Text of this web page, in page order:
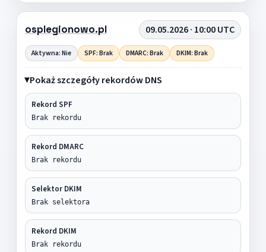
osplegionowo.pl 09.05.2026 · 10:00 UTC
Aktywna: Nie SPF: Brak DMARC: Brak DKIM: Brak
Pokaż szczegóły rekordów DNS
Rekord SPF
Brak rekordu
Rekord DMARC
Brak rekordu
Selektor DKIM
Brak selektora
Rekord DKIM
Brak rekordu